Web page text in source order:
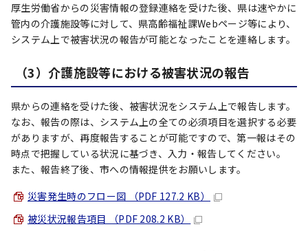
厚生労働省からの災害情報の登録連絡を受けた後、県は速やかに
管内の介護施設等に対して、県高齢福祉課Webページ等により、
システム上で被害状況の報告が可能となったことを連絡します。
（3）介護施設等における被害状況の報告
県からの連絡を受けた後、被害状況をシステム上で報告します。
なお、報告の際は、システム上の全ての必須項目を選択する必要
がありますが、再度報告することが可能ですので、第一報はその
時点で把握している状況に基づき、入力・報告してください。
また、報告終了後、市への情報提供をお願いします。
災害発生時のフロー図 （PDF 127.2 KB）
被災状況報告項目 （PDF 208.2 KB）